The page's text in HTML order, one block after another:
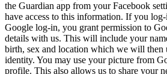
the Guardian app from your Facebook
have access to this information. If you
Google log-in, you grant permission to
details with us. This will include your
birth, sex and location which we will then
identity. You may use your picture from
profile. This also allows us to share your